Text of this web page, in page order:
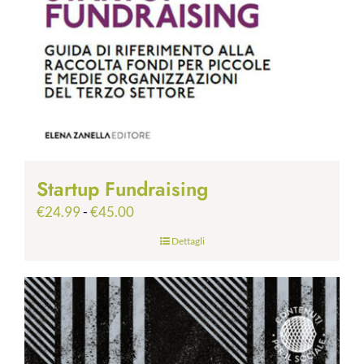
Startup Fundraising
€24.99-€45.00Fascia
€24.99
€45.00
Dettagli